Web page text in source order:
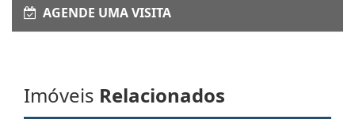
AGENDE UMA VISITA
Imóveis Relacionados